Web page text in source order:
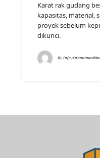
Karat rak gudang
kapasitas, material,
proyek sebelum
dikunci.
By